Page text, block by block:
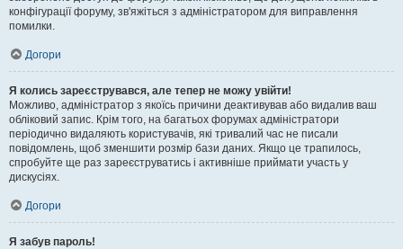
конфігурації форуму, зв'яжіться з адміністратором для виправлення
помилки.
Догори
Я колись зареєструвався, але тепер не можу увійти!
Можливо, адміністратор з якоїсь причини деактивував або видалив ваш
обліковий запис. Крім того, на багатьох форумах адміністратори
періодично видаляють користувачів, які тривалий час не писали
повідомлень, щоб зменшити розмір бази даних. Якщо це трапилось,
спробуйте ще раз зареєструватись і активніше приймати участь у
дискусіях.
Догори
Я забув пароль!